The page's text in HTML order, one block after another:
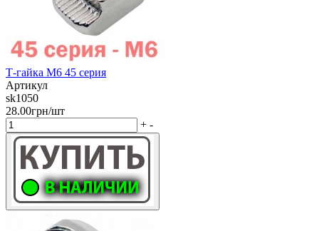
Т-гайка М6 45 серия
Артикул
sk1050
28.00грн/шт
+ -